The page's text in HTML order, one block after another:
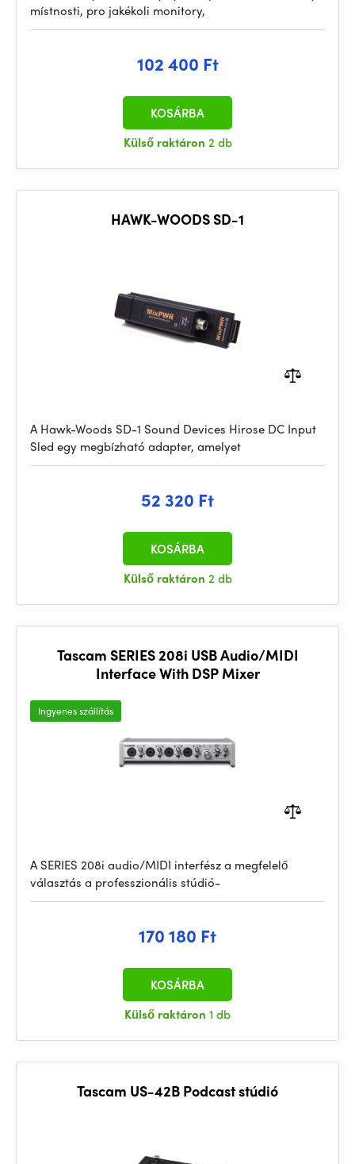
místnosti, pro jakékoli monitory,
102 400 Ft
Külső raktáron 2 db
KOSÁRBA
HAWK-WOODS SD-1
A Hawk-Woods SD-1 Sound Devices Hirose DC Input
Sled egy megbízható adapter, amelyet
52 320 Ft
Külső raktáron 2 db
KOSÁRBA
Tascam SERIES 208i USB Audio/MIDI
Interface With DSP Mixer
Ingyenes szállítás
A SERIES 208i audio/MIDI interfész a megfelelő
választás a professzionális stúdió-
170 180 Ft
Külső raktáron 1 db
KOSÁRBA
Tascam US-42B Podcast stúdió